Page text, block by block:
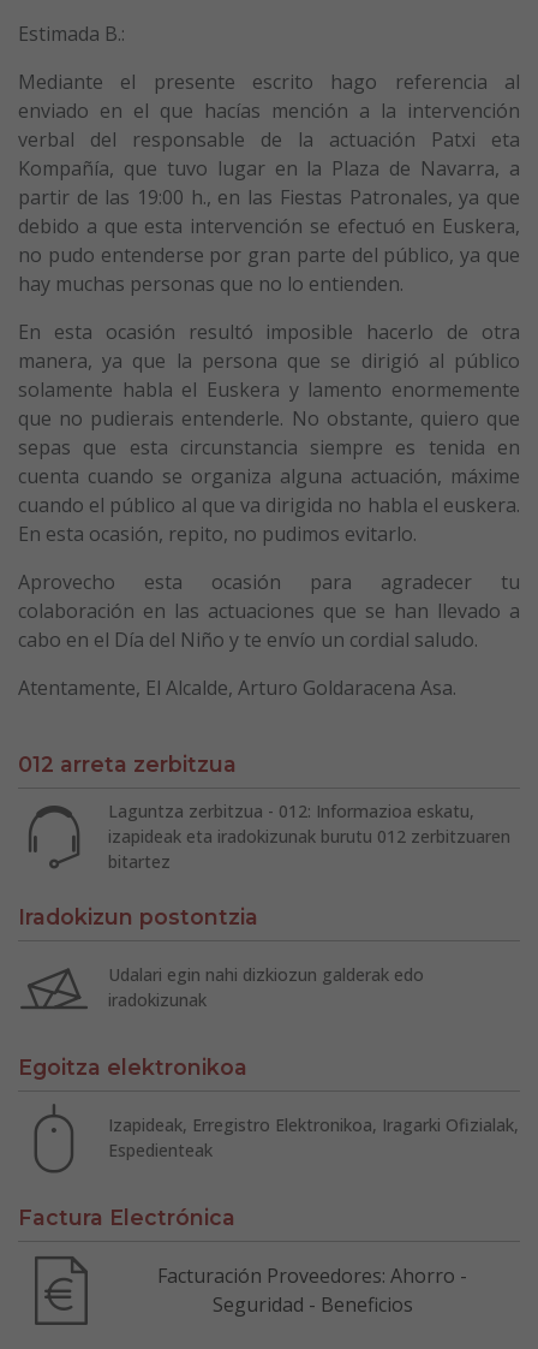
Estimada B.:
Mediante el presente escrito hago referencia al
enviado en el que hacías mención a la intervención
verbal del responsable de la actuación Patxi eta
Kompañía, que tuvo lugar en la Plaza de Navarra, a
partir de las 19:00 h., en las Fiestas Patronales, ya que
debido a que esta intervención se efectuó en Euskera,
no pudo entenderse por gran parte del público, ya que
hay muchas personas que no lo entienden.
En esta ocasión resultó imposible hacerlo de otra
manera, ya que la persona que se dirigió al público
solamente habla el Euskera y lamento enormemente
que no pudierais entenderle. No obstante, quiero que
sepas que esta circunstancia siempre es tenida en
cuenta cuando se organiza alguna actuación, máxime
cuando el público al que va dirigida no habla el euskera.
En esta ocasión, repito, no pudimos evitarlo.
Aprovecho esta ocasión para agradecer tu
colaboración en las actuaciones que se han llevado a
cabo en el Día del Niño y te envío un cordial saludo.
Atentamente, El Alcalde, Arturo Goldaracena Asa.
012 arreta zerbitzua
Laguntza zerbitzua - 012: Informazioa eskatu,
izapideak eta iradokizunak burutu 012 zerbitzuaren
bitartez
Iradokizun postontzia
Udalari egin nahi dizkiozun galderak edo
iradokizunak
Egoitza elektronikoa
Izapideak, Erregistro Elektronikoa, Iragarki Ofizialak,
Espedienteak
Factura Electrónica
Facturación Proveedores: Ahorro -
Seguridad - Beneficios